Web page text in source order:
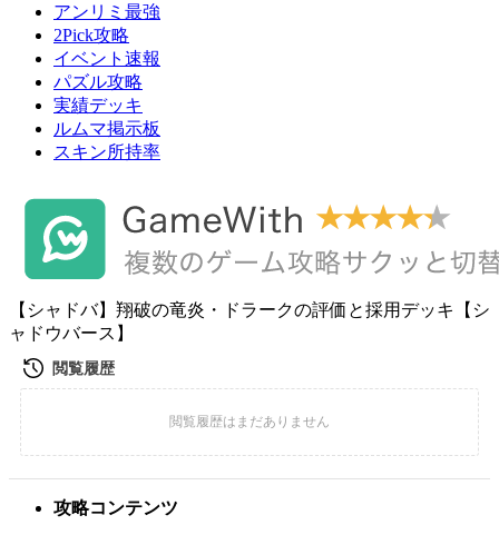
アンリミ最強
2Pick攻略
イベント速報
パズル攻略
実績デッキ
ルムマ掲示板
スキン所持率
【シャドバ】翔破の竜炎・ドラークの評価と採用デッキ【シ
ャドウバース】
攻略コンテンツ